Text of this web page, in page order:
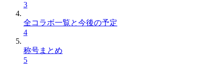
3
全コラボ一覧と今後の予定
4
称号まとめ
5